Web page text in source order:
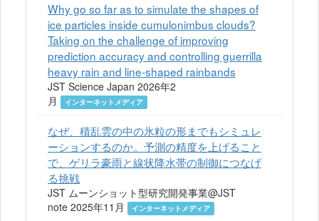
Why go so far as to simulate the shapes of
ice particles inside cumulonimbus clouds?
Taking on the challenge of improving
prediction accuracy and controlling guerrilla
heavy rain and line-shaped rainbands
JST Science Japan 2026年2
月
インターネットメディア
なぜ、積乱雲の中の氷粒の形までもシミュレ
ーションするのか。予測の精度を上げること
で、ゲリラ豪雨と線状降水帯の制御につなげ
る挑戦
JST ムーンショット型研究開発事業@JST
note 2025年11月
インターネットメディア